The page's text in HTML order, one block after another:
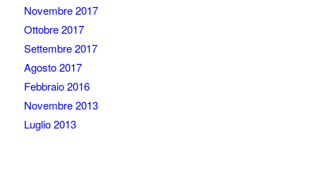
Novembre 2017
Ottobre 2017
Settembre 2017
Agosto 2017
Febbraio 2016
Novembre 2013
Luglio 2013